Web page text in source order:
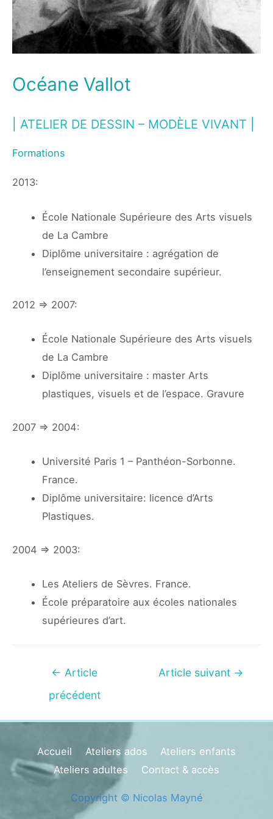
Océane Vallot
ATELIER DE DESSIN – MODÈLE VIVANT
Formations
2013:
École Nationale Supérieure des Arts visuels
de La Cambre
Diplôme universitaire : agrégation de
l’enseignement secondaire supérieur.
2012 => 2007:
École Nationale Supérieure des Arts visuels
de La Cambre
Diplôme universitaire : master Arts
plastiques, visuels et de l’espace. Gravure
2007 => 2004:
Université Paris 1 – Panthéon-Sorbonne.
France.
Diplôme universitaire: licence d’Arts
Plastiques.
2004 => 2003:
Les Ateliers de Sèvres. France.
École préparatoire aux écoles nationales
supérieures d’art.
Navigation
l’article
← Article
précédent
Article suivant →
Accueil Ateliers ados
Ateliers enfants
Ateliers adultes
Contact & accès
Copyright © Nicolas Mayné